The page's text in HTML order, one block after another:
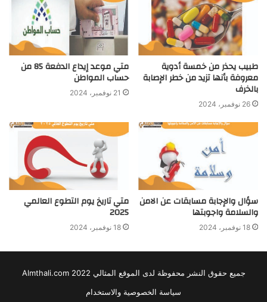
طبيب يحذر من خمسة أدوية
معروفة بأنها تزيد من خطر الإصابة
بالخرف
26 نوفمبر، 2024
متي موعد إيداع الدفعة 85 من
حساب المواطن
21 نوفمبر، 2024
سؤال والإجابة مسابقات عن الامن
والسلامة واجوبتها
18 نوفمبر، 2024
متي تاريخ يوم التطوع العالمي
2025
18 نوفمبر، 2024
جميع حقوق النشر محفوظة لدى الموقع المثالي 2022 Almthali.com
سياسة الخصوصية والاستخدام